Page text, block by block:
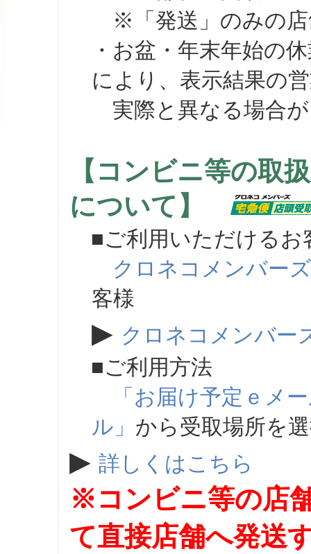
※「発送」のみの店
・お盆・年末年始の
により、表示結果の
実際と異なる場合が
【コンビニ等の取
について】
■ご利用いただけるお
クロネコメンバーズ
客様
▶ クロネコメンバー
■ご利用方法
「お届け予定ｅメ
ル」 から受取場所を
▶ 詳しくはこちら
※コンビニ等の店
て直接店舗へ発送